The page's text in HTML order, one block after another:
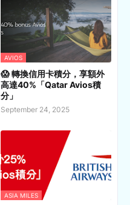
AVIOS
😱 轉換信用卡積分，享額外
高達40%「Qatar Avios積
分」
September 24, 2025
ASIA MILES